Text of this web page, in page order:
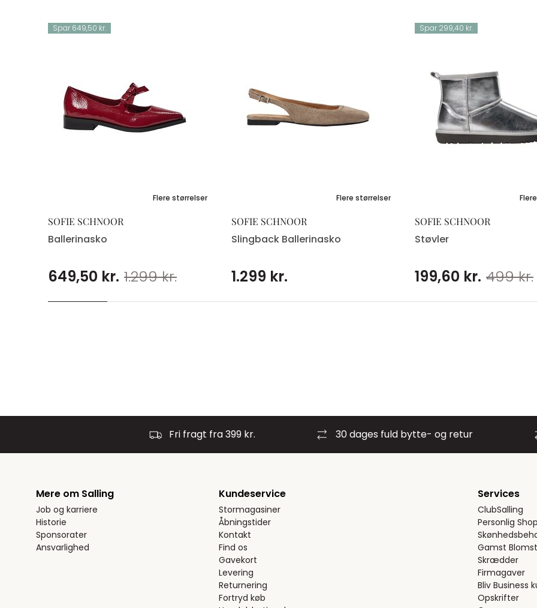
Spar 649,50 kr.
Flere størrelser
SOFIE SCHNOOR
Ballerinasko
649,50 kr. 1.299 kr.
Flere størrelser
SOFIE SCHNOOR
Slingback Ballerinasko
1.299 kr.
Spar 299,40 kr.
SOFIE SCHNOOR
Støvler
199,60 kr. 499 kr.
Fri fragt fra 399 kr. 30 dages fuld bytte- og retur
Mere om Salling
Job og karriere
Historie
Sponsorater
Ansvarlighed
Kundeservice
Stormagasiner
Åbningstider
Kontakt
Find os
Gavekort
Levering
Returnering
Fortryd køb
Services
ClubSalling
Personlig
Gamst
Skrædder
Firmagaver
Bliv Business
Opskrifter